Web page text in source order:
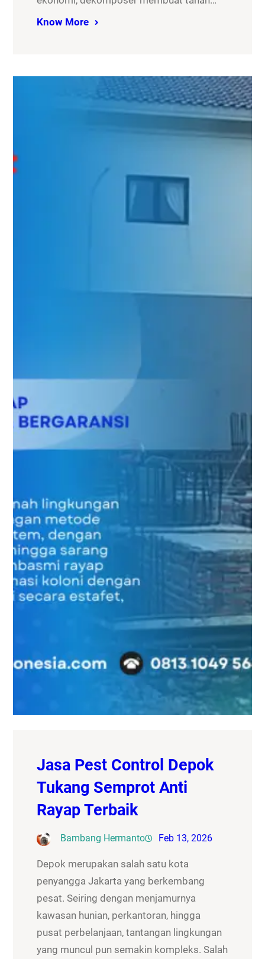
Know More
Jasa Pest Control Depok
Tukang Semprot Anti
Rayap Terbaik
Bambang Hermanto Feb 13, 2026
Depok merupakan salah satu kota
penyangga Jakarta yang berkembang
pesat. Seiring dengan menjamurnya
kawasan hunian, perkantoran, hingga
pusat perbelanjaan, tantangan lingkungan
yang muncul pun semakin kompleks. Salah